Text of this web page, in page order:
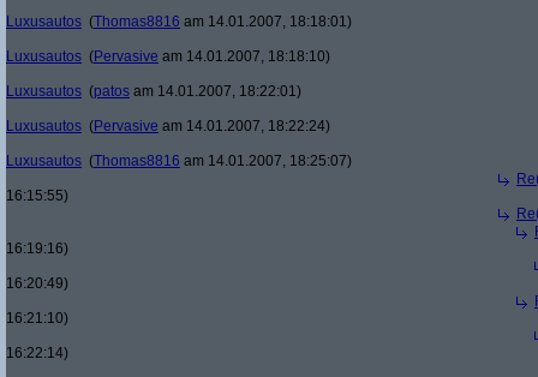
Luxusautos (Thomas8816 am 14.01.2007, 18:18:01)
Luxusautos (Pervasive am 14.01.2007, 18:18:10)
Luxusautos (patos am 14.01.2007, 18:22:01)
Luxusautos (Pervasive am 14.01.2007, 18:22:24)
Luxusautos (Thomas8816 am 14.01.2007, 18:25:07)
16:15:55)
16:19:16)
16:20:49)
16:21:10)
16:22:14)